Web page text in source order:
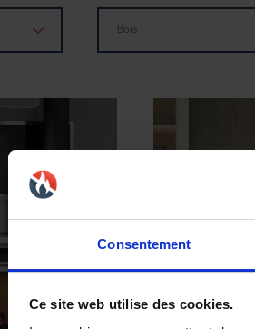
Consentement
Ce site web utilise des cookies.
Bois